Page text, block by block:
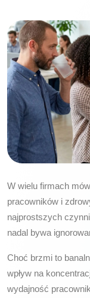
W wielu firmach
pracowników i
najprostszych
nadal bywa
Choć brzmi to
wpływ na
wydajność